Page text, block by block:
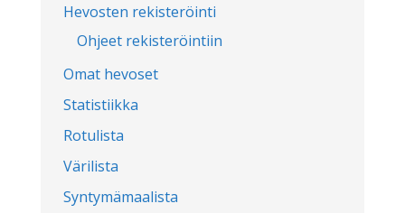
Hevosten rekisteröinti
Ohjeet rekisteröintiin
Omat hevoset
Statistiikka
Rotulista
Värilista
Syntymämaalista